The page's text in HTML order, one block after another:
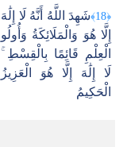
﴿18﴾
شَهِدَ اللَّهُ أَنَّهُ لَا إِلَٰهَ
إِلَّا هُوَ وَالْمَلَائِكَةُ وَأُولُو
الْعِلْمِ قَائِمًا بِالْقِسْطِ ۚ
لَا إِلَٰهَ إِلَّا هُوَ الْعَزِيزُ
الْحَكِيمُ